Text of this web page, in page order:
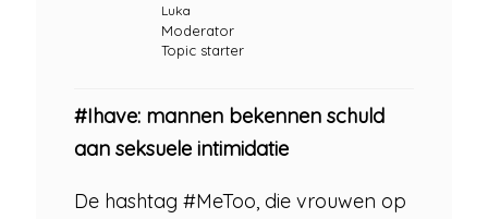
Luka
Moderator
Topic starter
#Ihave: mannen bekennen schuld
aan seksuele intimidatie
De hashtag #MeToo, die vrouwen op